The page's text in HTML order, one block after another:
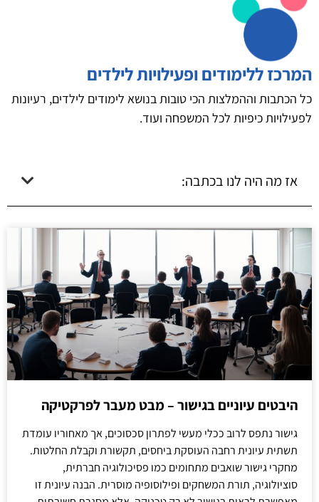
המרכז ללימודים ופעילויות לילדים
כל הכתבות וההמלצות הכי טובות בנושא לימודים לילדים, רעיונות
לפעילויות כיפיות לכל המשפחה ועוד.
אז מה היה לנו בכתבה:
היבטים עיוניים בגישור – מבט מעבר לפרקטיקה
גישור נתפס לרוב ככלי מעשי לפתרון סכסוכים, אך מאחוריו עומדת
תשתית עיונית רחבה העוסקת ביחסים, תקשורת וקבלת החלטות.
מחקרי גישור שואבים מתחומים כמו פסיכולוגיה חברתית,
סוציולוגיה, תורת המשחקים ופילוסופיה מוסרית. הבנה עיונית זו